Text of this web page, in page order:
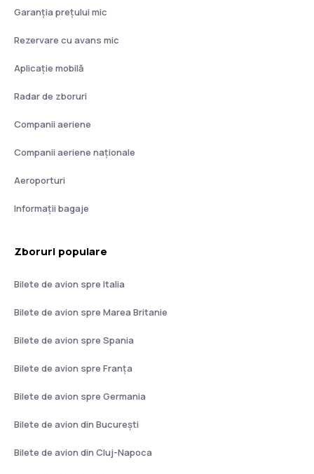
Garanția prețului mic
Rezervare cu avans mic
Aplicație mobilă
Radar de zboruri
Companii aeriene
Companii aeriene naţionale
Aeroporturi
Informații bagaje
Zboruri populare
Bilete de avion spre Italia
Bilete de avion spre Marea Britanie
Bilete de avion spre Spania
Bilete de avion spre Franţa
Bilete de avion spre Germania
Bilete de avion din București
Bilete de avion din Cluj-Napoca